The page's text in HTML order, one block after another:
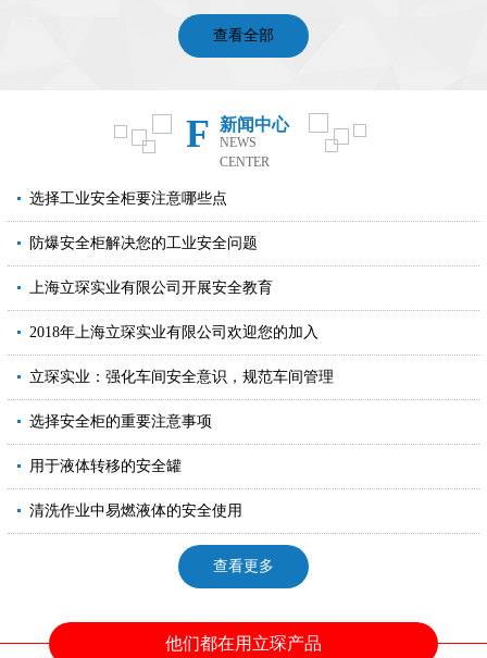
查看全部
F 新闻中心
NEWS
CENTER
选择工业安全柜要注意哪些点
防爆安全柜解决您的工业安全问题
上海立琛实业有限公司开展安全教育
2018年上海立琛实业有限公司欢迎您的加入
立琛实业：强化车间安全意识，规范车间管理
选择安全柜的重要注意事项
用于液体转移的安全罐
清洗作业中易燃液体的安全使用
查看更多
他们都在用立琛产品